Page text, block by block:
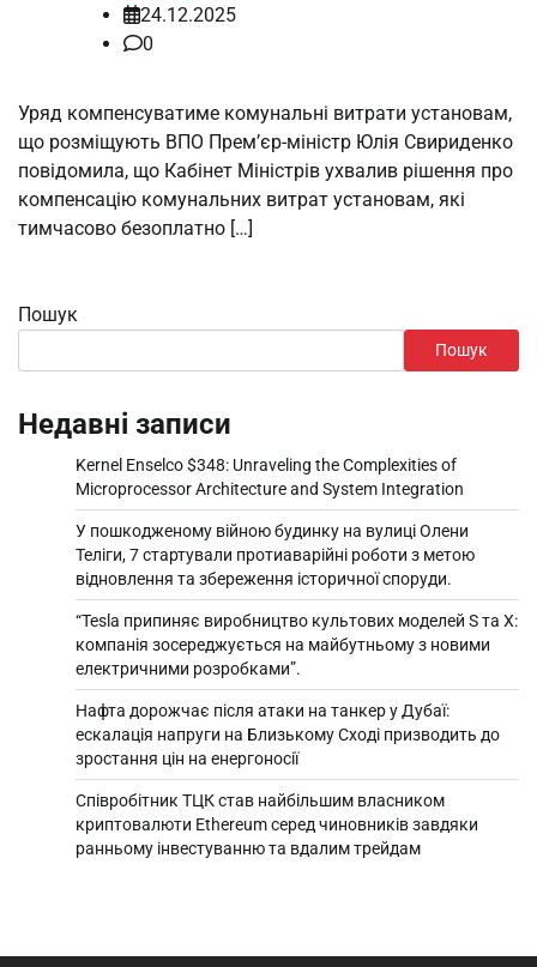
24.12.2025
0
Уряд компенсуватиме комунальні витрати установам,
що розміщують ВПО Прем’єр-міністр Юлія Свириденко
повідомила, що Кабінет Міністрів ухвалив рішення про
компенсацію комунальних витрат установам, які
тимчасово безоплатно […]
Пошук
Пошук
Недавні записи
Kernel Enselco $348: Unraveling the Complexities of
Microprocessor Architecture and System Integration
У пошкодженому війною будинку на вулиці Олени
Теліги, 7 стартували протиаварійні роботи з метою
відновлення та збереження історичної споруди.
“Tesla припиняє виробництво культових моделей S та X:
компанія зосереджується на майбутньому з новими
електричними розробками”.
Нафта дорожчає після атаки на танкер у Дубаї:
ескалація напруги на Близькому Сході призводить до
зростання цін на енергоносії
Співробітник ТЦК став найбільшим власником
криптовалюти Ethereum серед чиновників завдяки
ранньому інвестуванню та вдалим трейдам